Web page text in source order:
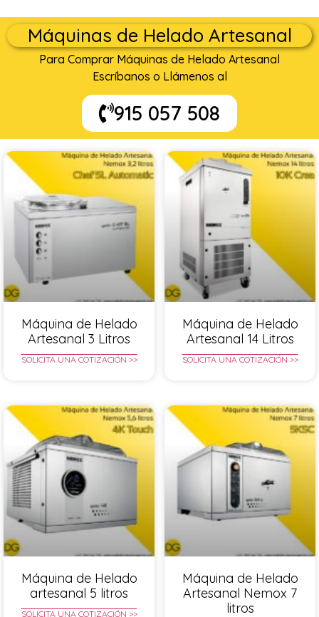
Máquinas de Helado Artesanal
Para Comprar Máquinas de Helado Artesanal
Escríbanos o Llámenos al
915 057 508
Máquina de Helado
Artesanal 3 Litros
SOLICITA UNA COTIZACIÓN >>
Máquina de Helado
Artesanal 14 Litros
SOLICITA UNA COTIZACIÓN >>
Máquina de Helado
artesanal 5 litros
SOLICITA UNA COTIZACIÓN >>
Máquina de Helado
Artesanal Nemox 7
litros